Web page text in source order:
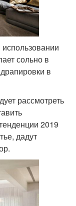
сольно в
в
рассмотреть
2019
дадут